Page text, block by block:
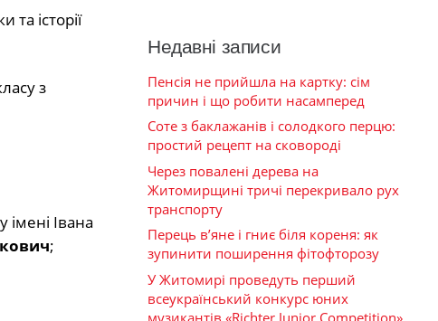
історії
з
Івана
;
Недавні записи
Пенсія не прийшла на картку: сім
причин і що робити насамперед
Соте з баклажанів і солодкого перцю:
простий рецепт на сковороді
Через повалені дерева на
Житомирщині тричі перекривало рух
транспорту
Перець в’яне і гниє біля кореня: як
зупинити поширення фітофторозу
У Житомирі проведуть перший
всеукраїнський конкурс юних
музикантів «Richter Junior Competition»